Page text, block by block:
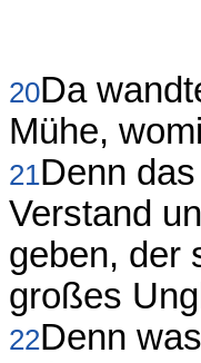
20Da
Mühe,
21Denn
Verstand
geben, der
großes
22Denn